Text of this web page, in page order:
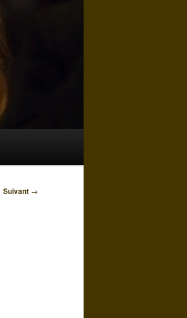
Suivant →